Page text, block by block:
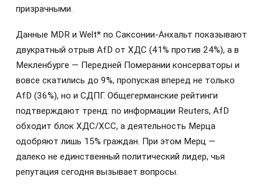
призрачными.
Данные MDR и Welt* по Саксонии-Анхальт показывают
двукратный отрыв AfD от ХДС (41% против 24%), а в
Мекленбурге — Передней Померании консерваторы и
вовсе скатились до 9%, пропуская вперед не только
AfD (36%), но и СДПГ. Общегерманские рейтинги
подтверждают тренд: по информации Reuters, AfD
обходит блок ХДС/ХСС, а деятельность Мерца
одобряют лишь 15% граждан. При этом Мерц —
далеко не единственный политический лидер, чья
репутация сегодня вызывает вопросы.